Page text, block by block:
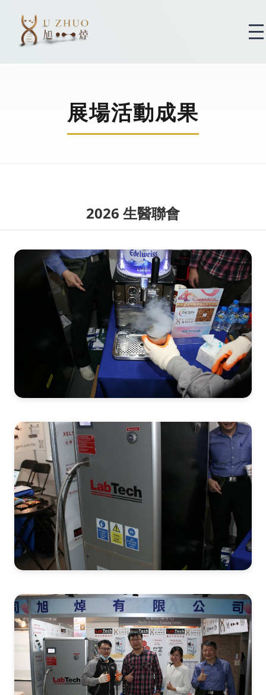
展場活動成果
2026 生醫聯會